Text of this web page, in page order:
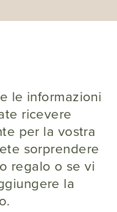
ricevere
per la vostra
sorprendere
regalo o se vi
la